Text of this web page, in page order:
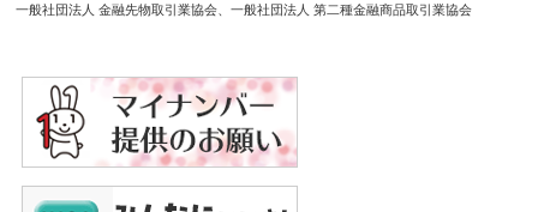
一般社団法人 金融先物取引業協会
一般社団法人 第二種金融商品取引業協会